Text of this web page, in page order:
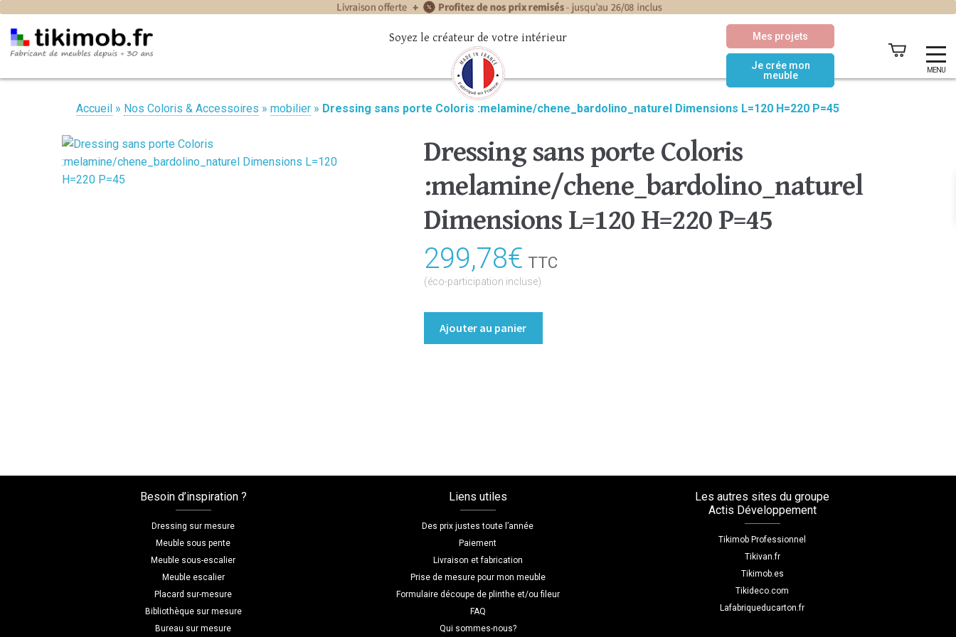
MENU
Mes projets
Je crée mon
meuble
Soyez le créateur de votre intérieur
Accueil » Nos Coloris & Accessoires » mobilier » Dressing sans porte Coloris :melamine/chene_bardolino_naturel Dimensions L=120 H=220 P=45
Dressing sans porte Coloris
:melamine/chene_bardolino_naturel
Dimensions L=120 H=220 P=45
299,78€ TTC
(éco-participation incluse)
H=220
P=45
Ajouter au panier
Besoin d’inspiration ?
Dressing sur mesure
Meuble sous pente
Meuble sous-escalier
Meuble escalier
Placard sur-mesure
Bibliothèque sur mesure
Bureau sur mesure
Liens utiles
Des prix justes toute l’année
Paiement
Livraison et fabrication
Prise de mesure pour mon meuble
Formulaire découpe de plinthe et/ou fileur
FAQ
Qui sommes-nous?
Les autres sites du groupe
Actis Développement
Tikimob Professionnel
Tikivan.fr
Tikimob.es
Tikideco.com
Lafabriqueducarton.fr